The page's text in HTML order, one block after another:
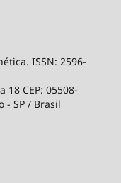
ISSN: 2596-
18 CEP: 05508-
- SP / Brasil